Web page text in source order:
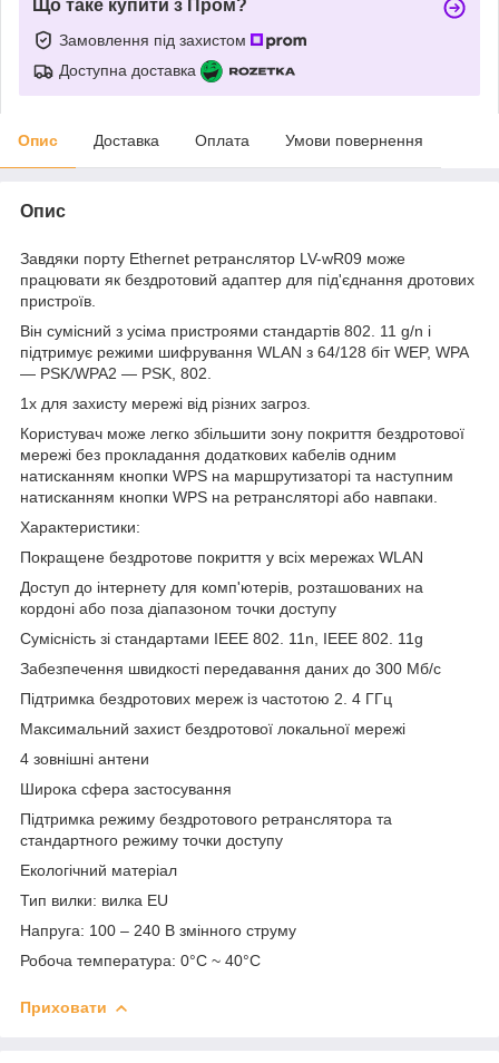
Що таке купити з Пром?
Замовлення під захистом
Доступна доставка
Опис Доставка Оплата Умови повернення
Опис
Завдяки порту Ethernet ретранслятор LV-wR09 може
працювати як бездротовий адаптер для під'єднання дротових
пристроїв.
Він сумісний з усіма пристроями стандартів 802. 11 g/n і
підтримує режими шифрування WLAN з 64/128 біт WEP, WPA
— PSK/WPA2 — PSK, 802.
1x для захисту мережі від різних загроз.
Користувач може легко збільшити зону покриття бездротової
мережі без прокладання додаткових кабелів одним
натисканням кнопки WPS на маршрутизаторі та наступним
натисканням кнопки WPS на ретрансляторі або навпаки.
Характеристики:
Покращене бездротове покриття у всіх мережах WLAN
Доступ до інтернету для комп'ютерів, розташованих на
кордоні або поза діапазоном точки доступу
Сумісність зі стандартами IEEE 802. 11n, IEEE 802. 11g
Забезпечення швидкості передавання даних до 300 Мб/с
Підтримка бездротових мереж із частотою 2. 4 ГГц
Максимальний захист бездротової локальної мережі
4 зовнішні антени
Широка сфера застосування
Підтримка режиму бездротового ретранслятора та
стандартного режиму точки доступу
Екологічний матеріал
Тип вилки: вилка EU
Напруга: 100 – 240 В змінного струму
Робоча температура: 0°C ~ 40°C
Приховати